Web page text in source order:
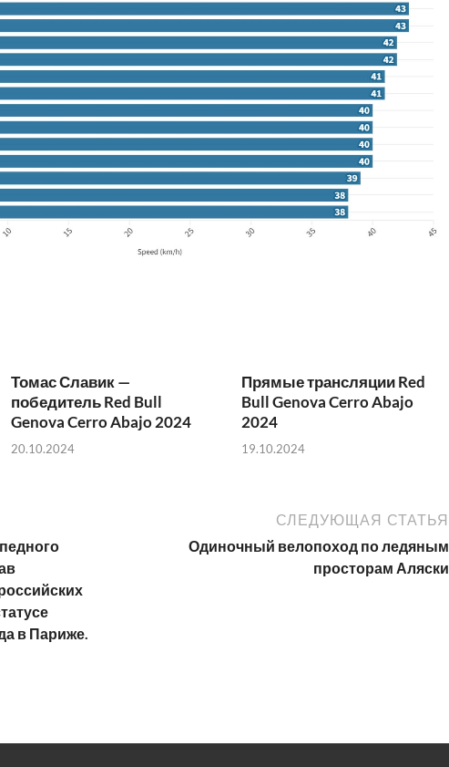
Томас Славик —
победитель Red Bull
Genova Cerro Abajo 2024
20.10.2024
Прямые трансляции Red
Bull Genova Cerro Abajo
2024
19.10.2024
в Париже.
СЛЕДУЮЩАЯ СТАТЬЯ
Одиночный велопоход по ледяным
просторам Аляски